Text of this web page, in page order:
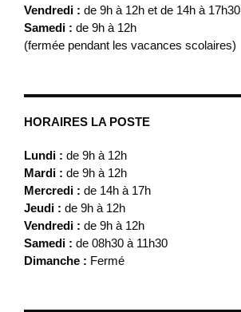
Vendredi : de 9h à 12h et de 14h à 17h30
Samedi : de 9h à 12h
(fermée pendant les vacances scolaires)
HORAIRES LA POSTE
Lundi : de 9h à 12h
Mardi : de 9h à 12h
Mercredi : de 14h à 17h
Jeudi : de 9h à 12h
Vendredi : de 9h à 12h
Samedi : de 08h30 à 11h30
Dimanche : Fermé